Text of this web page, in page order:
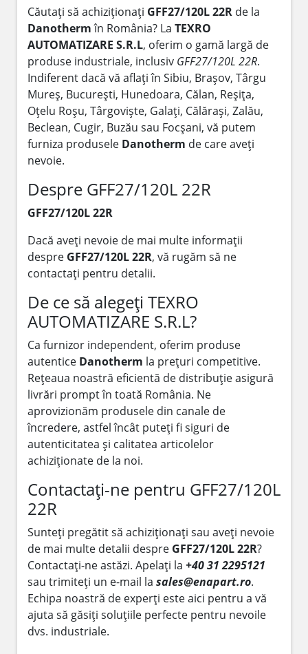
Căutați să achiziționați GFF27/120L 22R de la
Danothermîn România? La TEXRO
AUTOMATIZARE S.R.L, oferim o gamă largă de
produse industriale, inclusiv GFF27/120L 22R.
Indiferent dacă vă aflați în Sibiu, Brașov, Târgu
Mureș, București, Hunedoara, Călan, Reșița,
Oțelu Roșu, Târgoviște, Galați, Călărași, Zalău,
Beclean, Cugir, Buzău sau Focșani, vă putem
furniza produsele Danotherm de care aveți
nevoie.
Despre GFF27/120L 22R
GFF27/120L 22R
Dacă aveți nevoie de mai multe informații
despre GFF27/120L 22R, vă rugăm să ne
contactați pentru detalii.
De ce să alegeți TEXRO
AUTOMATIZARE S.R.L?
Ca furnizor independent, oferim produse
autentice Danotherm la prețuri competitive.
Rețeaua noastră eficientă de distribuție asigură
livrări prompt în toată România. Ne
aprovizionăm produsele din canale de
încredere, astfel încât puteți fi siguri de
autenticitatea și calitatea articolelor
achiziționate de la noi.
Contactați-ne pentru GFF27/120L
22R
Sunteți pregătit să achiziționați sau aveți nevoie
de mai multe detalii despre GFF27/120L 22R?
Contactați-ne astăzi. Apelați la +40 31 2295121
sau trimiteți un e-mail la sales@enapart.ro.
Echipa noastră de experți este aici pentru a vă
ajuta să găsiți soluțiile perfecte pentru nevoile
dvs. industriale.